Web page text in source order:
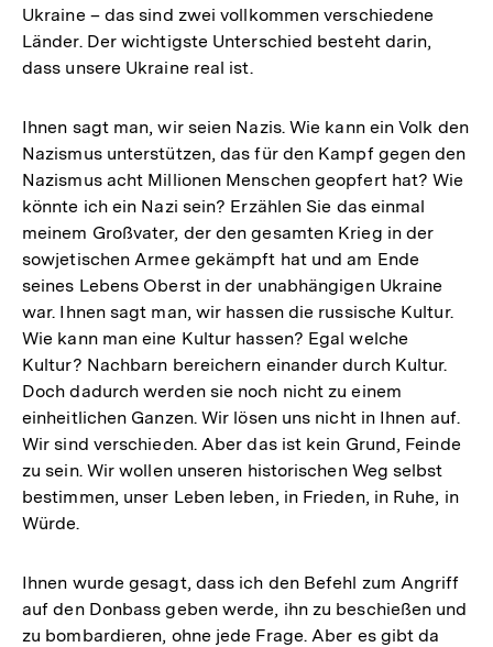
Ukraine – das sind zwei vollkommen verschiedene
Länder. Der wichtigste Unterschied besteht darin,
dass unsere Ukraine real ist.
Ihnen sagt man, wir seien Nazis. Wie kann ein Volk den
Nazismus unterstützen, das für den Kampf gegen den
Nazismus acht Millionen Menschen geopfert hat? Wie
könnte ich ein Nazi sein? Erzählen Sie das einmal
meinem Großvater, der den gesamten Krieg in der
sowjetischen Armee gekämpft hat und am Ende
seines Lebens Oberst in der unabhängigen Ukraine
war. Ihnen sagt man, wir hassen die russische Kultur.
Wie kann man eine Kultur hassen? Egal welche
Kultur? Nachbarn bereichern einander durch Kultur.
Doch dadurch werden sie noch nicht zu einem
einheitlichen Ganzen. Wir lösen uns nicht in Ihnen auf.
Wir sind verschieden. Aber das ist kein Grund, Feinde
zu sein. Wir wollen unseren historischen Weg selbst
bestimmen, unser Leben leben, in Frieden, in Ruhe, in
Würde.
Ihnen wurde gesagt, dass ich den Befehl zum Angriff
auf den Donbass geben werde, ihn zu beschießen und
zu bombardieren, ohne jede Frage. Aber es gibt da